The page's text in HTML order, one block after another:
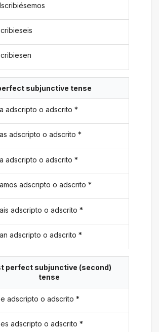
subjunctive tense
adscripto o adscrito *
adscripto o adscrito *
adscripto o adscrito *
adscripto o adscrito *
adscripto o adscrito *
adscripto o adscrito *
perfect subjunctive (second)
tense
adscripto o adscrito *
adscripto o adscrito *